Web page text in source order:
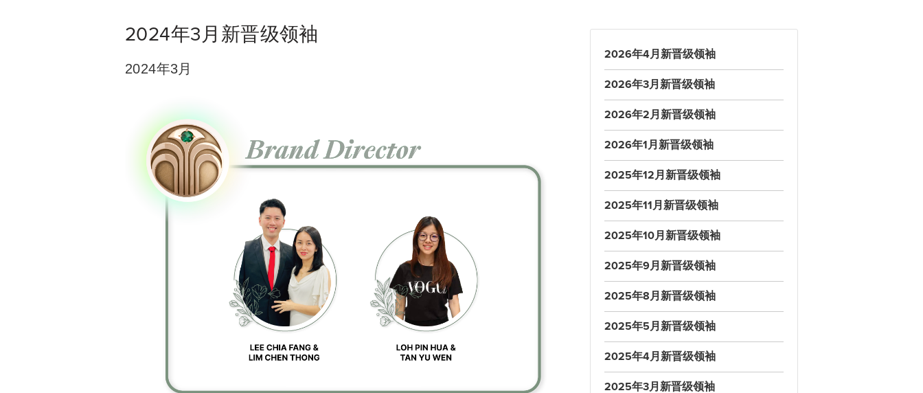
2024年3月新晋级领袖
2024年3月
2026年4月新晋级领袖
2026年3月新晋级领袖
2026年2月新晋级领袖
2026年1月新晋级领袖
2025年12月新晋级领袖
2025年11月新晋级领袖
2025年10月新晋级领袖
2025年9月新晋级领袖
2025年8月新晋级领袖
2025年5月新晋级领袖
2025年4月新晋级领袖
2025年3月新晋级领袖